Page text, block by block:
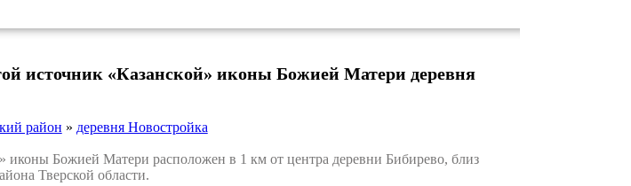
источник «Казанской» иконы Божией Матери деревня
район » деревня Новостройка
Божией Матери расположен в 1 км от центра деревни Бибирево, близ
Тверской области.